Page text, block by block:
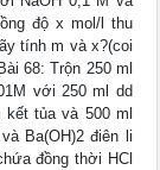
độ x mol/l thu
tính m và x?(coi
68: Trộn 250 ml
với 250 ml dd
tủa và 500 ml
Ba(OH)2 điên li
đồng thời HCl